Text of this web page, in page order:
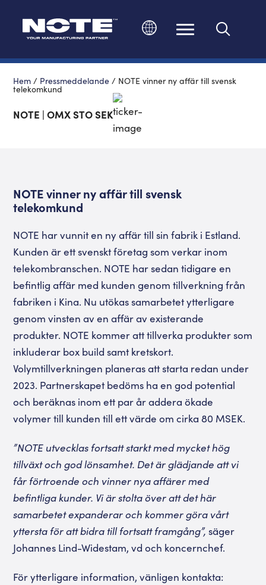
Hem / Pressmeddelande / NOTE vinner ny affär till svensk
telekomkund
NOTE | OMX STO SEK
NOTE vinner ny affär till svensk
telekomkund
NOTE har vunnit en ny affär till sin fabrik i Estland.
Kunden är ett svenskt företag som verkar inom
telekombranschen. NOTE har sedan tidigare en
befintlig affär med kunden genom tillverkning från
fabriken i Kina. Nu utökas samarbetet ytterligare
genom vinsten av en affär av existerande
produkter. NOTE kommer att tillverka produkter som
inkluderar box build samt kretskort.
Volymtillverkningen planeras att starta redan under
2023. Partnerskapet bedöms ha en god potential
och beräknas inom ett par år addera ökade
volymer till kunden till ett värde om cirka 80 MSEK.
”NOTE utvecklas fortsatt starkt med mycket hög
tillväxt och god lönsamhet. Det är glädjande att vi
får förtroende och vinner nya affärer med
befintliga kunder. Vi är stolta över att det här
samarbetet expanderar och kommer göra vårt
yttersta för att bidra till fortsatt framgång”,säger
Johannes Lind-Widestam, vd och koncernchef.
För ytterligare information, vänligen kontakta: